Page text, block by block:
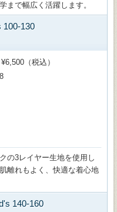
まで幅広く活躍します。
100-130
¥6,500（税込）
の3レイヤー生地を使用し
離れもよく、快適な着心地
140-160